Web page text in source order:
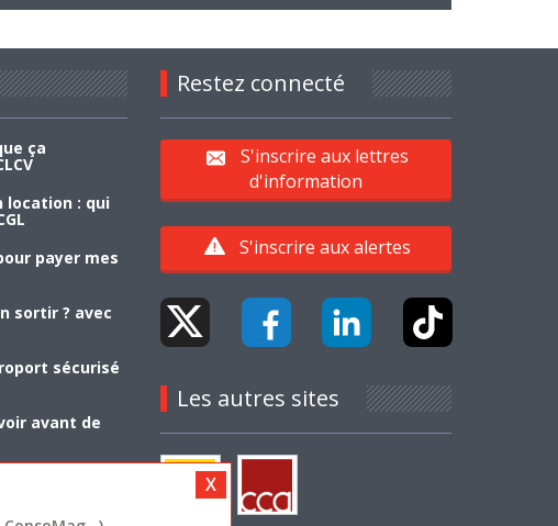
ça
location : qui
payer mes
sortir ? avec
sécurisé
avant de
Restez connecté
S'inscrire aux lettres
d'information
S'inscrire aux alertes
Les autres sites